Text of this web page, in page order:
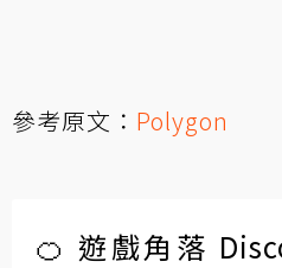
參考原文： Polygon
🍊 遊戲角落